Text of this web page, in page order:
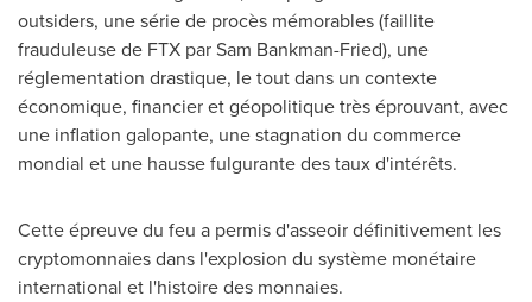
outsiders, une série de procès mémorables (faillite
frauduleuse de FTX parSam Bankman-Fried), une
réglementation drastique, le tout dans un contexte
économique, financier et géopolitique très éprouvant, avec
une inflation galopante, une stagnation du commerce
mondial et une hausse fulgurante des taux d'intérêts.
Cette épreuve du feu a permis d'asseoir définitivement les
cryptomonnaies dans l'explosion du système monétaire
international et l'histoire des monnaies.